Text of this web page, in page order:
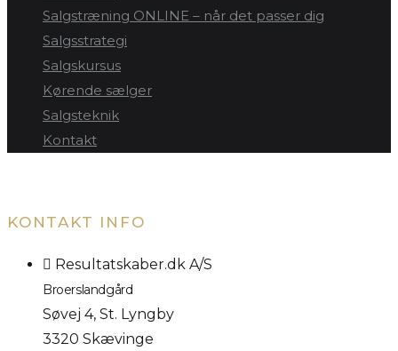
Salgstræning ONLINE – når det passer dig
Salgsstrategi
Salgskursus
Kørende sælger
Salgsteknik
Kontakt
KONTAKT INFO
Resultatskaber.dk A/S
Broerslandgård
Søvej 4, St. Lyngby
3320 Skævinge